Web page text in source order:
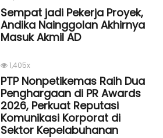
Sempat jadi Pekerja Proyek,
Andika Nainggolan Akhirnya
Masuk Akmil AD
1,405x
PTP Nonpetikemas Raih Dua
Penghargaan di PR Awards
2026, Perkuat Reputasi
Komunikasi Korporat di
Sektor Kepelabuhanan